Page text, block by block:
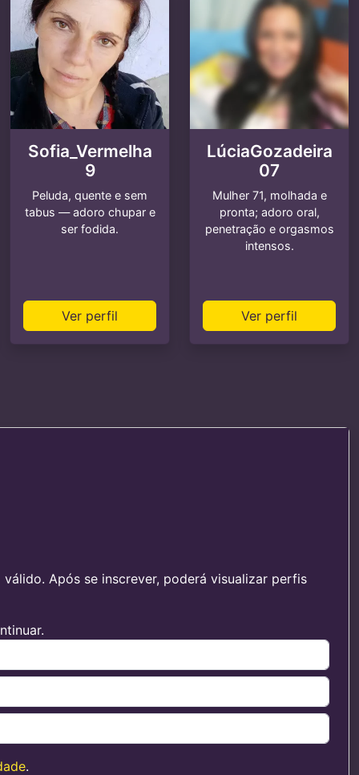
Sofia_Vermelha
9
Peluda, quente e sem
tabus — adoro chupar e
ser fodida.
Ver perfil
LúciaGozadeira
07
Mulher 71, molhada e
pronta; adoro oral,
penetração e orgasmos
intensos.
Ver perfil
Após se inscrever, poderá visualizar perfis
.